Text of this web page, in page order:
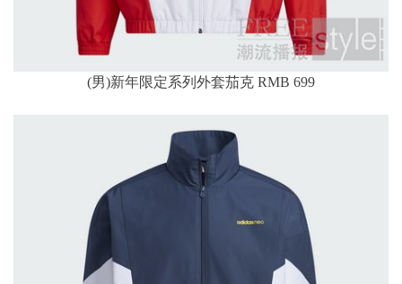
(男)新年限定系列外套茄克 RMB 699